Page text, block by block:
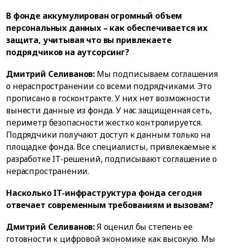
В фонде аккумулирован огромный объем
персональных данных – как обеспечивается их
защита, учитывая что вы привлекаете
подрядчиков на аутсорсинг?
Дмитрий Селиванов: Мы подписываем соглашения
о нераспространении со всеми подрядчиками. Это
прописано в госконтракте. У них нет возможности
вынести данные из фонда. У нас защищенная сеть,
периметр безопасности жестко контролируется.
Подрядчики получают доступ к данным только на
площадке фонда. Все специалисты, привлекаемые к
разработке IT-решений, подписывают соглашение о
нераспространении.
Насколько IT-инфраструктура фонда сегодня
отвечает современным требованиям и вызовам?
Дмитрий Селиванов:Я оценил бы степень ее
готовности к цифровой экономике как высокую. Мы